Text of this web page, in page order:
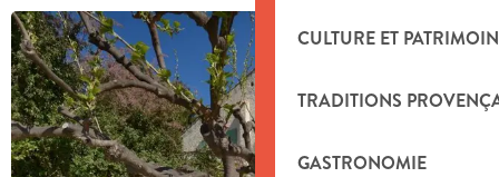
CULTURE ET
TRADITIONS
GASTRONOMIE